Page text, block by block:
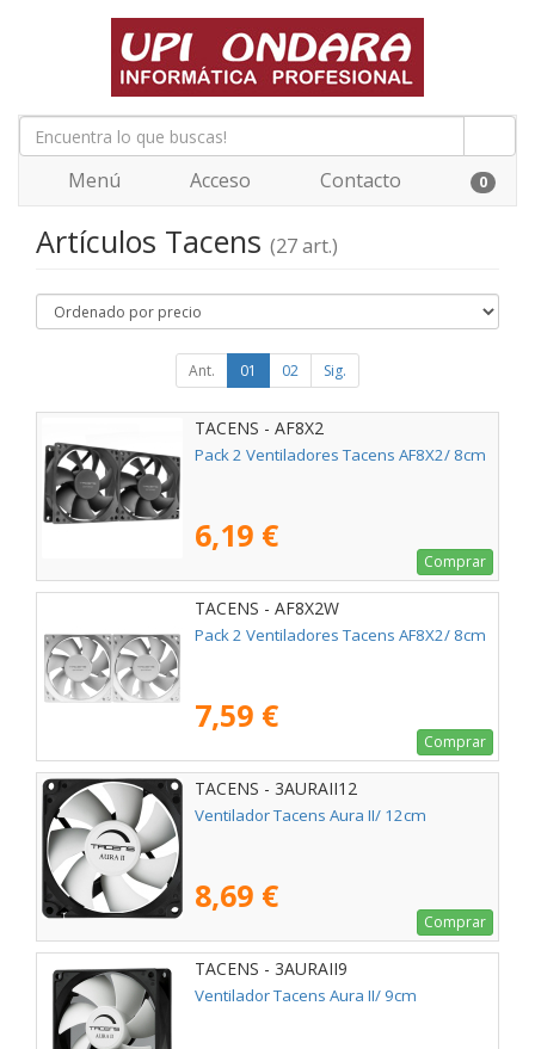
Menú Acceso Contacto 0
Artículos Tacens (27 art.)
Ant. 01 02 Sig.
TACENS - AF8X2
Pack 2 Ventiladores Tacens AF8X2/ 8cm
6,19 €
Comprar
TACENS - AF8X2W
Pack 2 Ventiladores Tacens AF8X2/ 8cm
7,59 €
Comprar
TACENS - 3AURAII12
Ventilador Tacens Aura II/ 12cm
8,69 €
Comprar
TACENS - 3AURAII9
Ventilador Tacens Aura II/ 9cm